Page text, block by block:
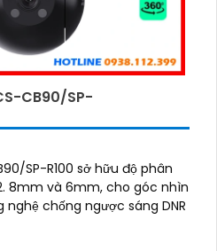
CB90/SP-
SP-R100 sở hữu độ phân
8mm và 6mm, cho góc nhìn